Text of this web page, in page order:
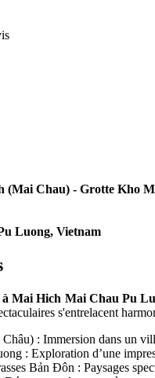
(Mai Chau) - Grotte Kho
Luong, Vietnam
Mai Hich Mai Chau Pu
s'entrelacent
: Immersion dans un
: Exploration d’une
Bản Đôn : Paysages